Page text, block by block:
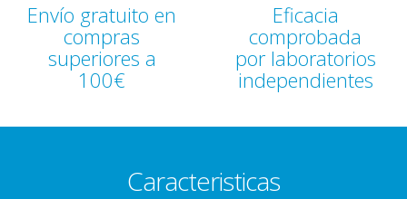
Envío gratuito en
compras
superiores a
100€
Eficacia
comprobada
por laboratorios
independientes
Caracteristicas